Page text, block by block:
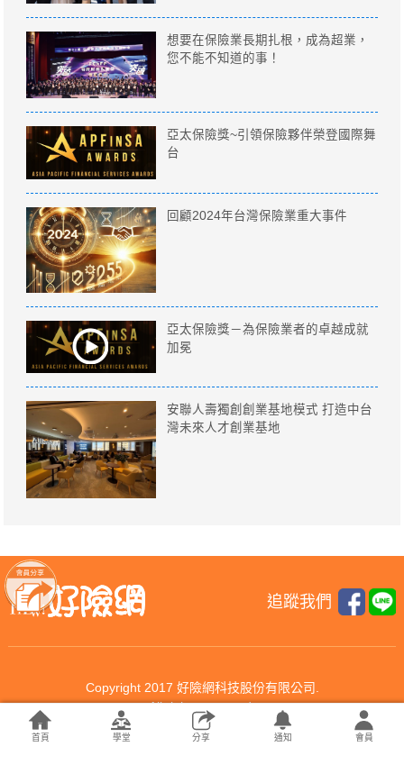
想要在保險業長期扎根，成為超業，
您不能不知道的事！
亞太保險獎~引領保險夥伴榮登國際舞
台
回顧2024年台灣保險業重大事件
亞太保險獎－為保險業者的卓越成就
加冕
安聯人壽獨創創業基地模式 打造中台
灣未來人才創業基地
追蹤我們
Copyright 2017 好險網科技股份有限公司.
All rights reserved.